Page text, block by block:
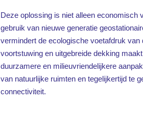
Deze oplossing is niet alleen economisch
gebruik van nieuwe generatie
vermindert de ecologische voetafdruk
voortstuwing en uitgebreide dekking
duurzamere en milieuvriendelijkere
van natuurlijke ruimten en tegelijkertijd te
connectiviteit.